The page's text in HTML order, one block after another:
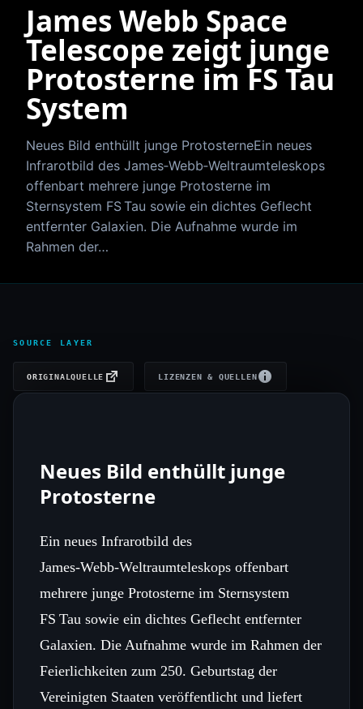
James Webb Space
Telescope zeigt junge
Protosterne im FS Tau
System
Neues Bild enthüllt junge ProtosterneEin neues
Infrarotbild des James‑Webb‑Weltraumteleskops
offenbart mehrere junge Protosterne im
Sternsystem FS Tau sowie ein dichtes Geflecht
entfernter Galaxien. Die Aufnahme wurde im
Rahmen der…
SOURCE LAYER
ORIGINALQUELLE LIZENZEN & QUELLEN
Neues Bild enthüllt junge
Protosterne
Ein neues Infrarotbild des
James‑Webb‑Weltraumteleskops offenbart
mehrere junge Protosterne im Sternsystem
FS Tau sowie ein dichtes Geflecht entfernter
Galaxien. Die Aufnahme wurde im Rahmen der
Feierlichkeiten zum 250. Geburtstag der
Vereinigten Staaten veröffentlicht und liefert